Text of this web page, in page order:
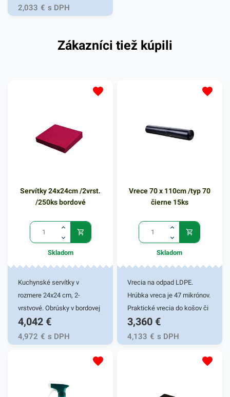
50ks. Používajú sa v
reštauráciách, v
Dvojvrstvové prevedenie
2,033 € s DPH
Zákazníci tiež kúpili
Servítky 24x24cm /2vrst.
/250ks bordové
Skladom
Kuchynské servítky v
rozmere 24x24 cm, 2-
vrstvové. Obrúsky v bordovej
farbe v balení 250ks.
Používajú sa v reštauráciách,
v domácnostiach a pod.
kvalitnú službu užívateľovi a
4,042 €
4,972 € s DPH
Vrece 70 x 110cm /typ 70
čierne 15ks
Skladom
Vrecia na odpad LDPE.
Hrúbka vreca je 47 mikrónov.
Praktické vrecia do košov či
zberných nádob. Vyrobené z
igelitu. Zabezpečujú komfort
a uľahčujú nepríjemnosť
3,360 €
4,133 € s DPH